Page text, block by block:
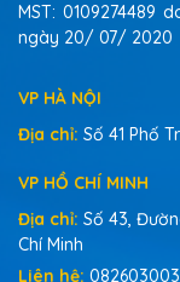
MST: 0109274489
ngày 20/ 07/ 2020
VP HÀ NỘI
Địa chỉ: Số 41 Phố
VP HỒ CHÍ MINH
Địa chỉ: Số 43,
Chí Minh
Liên hệ: